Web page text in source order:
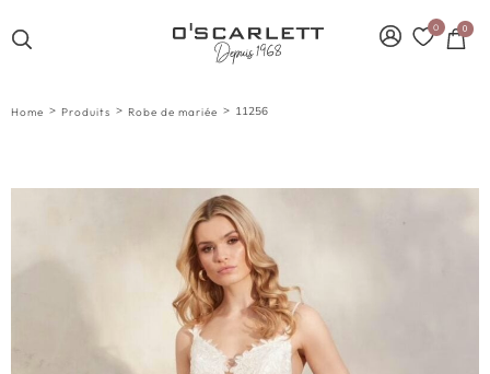
0 0
Home > Produits > Robe de mariée > 11256